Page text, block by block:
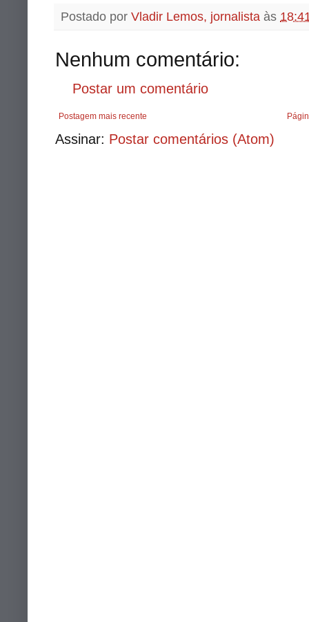
Postado por Vladir Lemos, jornalista às
Nenhum comentário:
Postar um comentário
Postagem mais recente
Assinar: Postar comentários (Atom)